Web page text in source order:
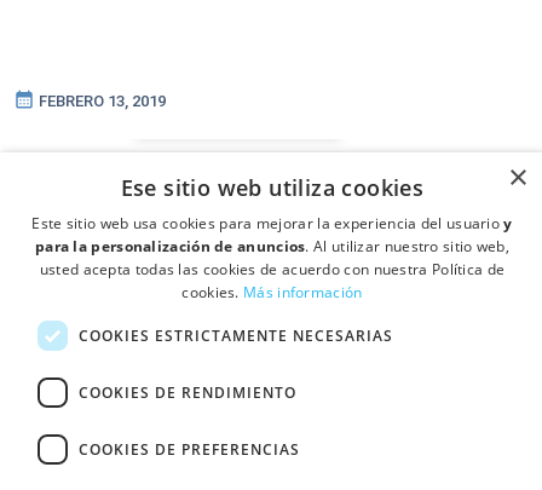
calendar_month FEBRERO 13, 2019
×
Ese sitio web utiliza cookies
Este sitio web usa cookies para mejorar la experiencia del usuarioy
para la personalización de anuncios. Al utilizar nuestro sitio web,
usted acepta todas las cookies de acuerdo con nuestra Política de
cookies. Más información
COOKIES ESTRICTAMENTE NECESARIAS
COOKIES DE RENDIMIENTO
COOKIES DE PREFERENCIAS